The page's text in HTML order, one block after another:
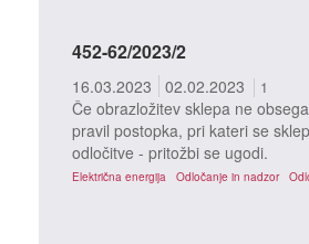
452-62/2023/2
16.03.2023 02.02.2023 1
Če obrazložitev sklepa ne
pravil postopka, pri kateri se
odločitve - pritožbi se ugodi.
Električna energija Odločanje in nadzor